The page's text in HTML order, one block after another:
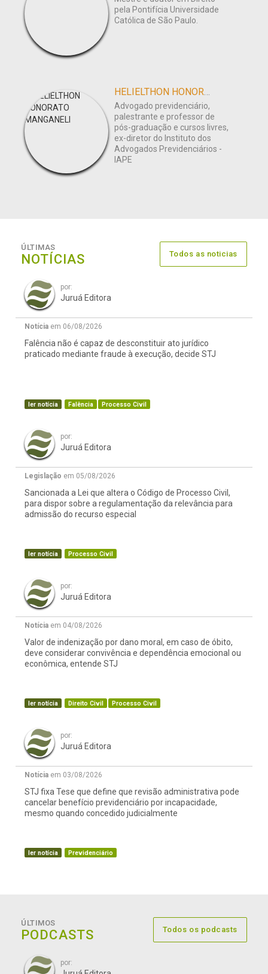
pela Pontifícia Universidade
Católica de São Paulo.
HELIELTHON HONORATO MANGANELI
Advogado previdenciário,
palestrante e professor de
pós-graduação e cursos livres,
ex-diretor do Instituto dos
Advogados Previdenciários -
IAPE
ÚLTIMAS
NOTÍCIAS Todos as noticias
por:
Juruá Editora
Notícia em 06/08/2026
Falência não é capaz de desconstituir ato jurídico
praticado mediante fraude à execução, decide STJ
ler notícia Falência Processo Civil
por:
Juruá Editora
Legislação em 05/08/2026
Sancionada a Lei que altera o Código de Processo Civil,
para dispor sobre a regulamentação da relevância para
admissão do recurso especial
ler notícia Processo Civil
por:
Juruá Editora
Notícia em 04/08/2026
Valor de indenização por dano moral, em caso de óbito,
deve considerar convivência e dependência emocional ou
econômica, entende STJ
ler notícia Direito Civil Processo Civil
por:
Juruá Editora
Notícia em 03/08/2026
STJ fixa Tese que define que revisão administrativa pode
cancelar benefício previdenciário por incapacidade,
mesmo quando concedido judicialmente
ler notícia Previdenciário
ÚLTIMOS
PODCASTS Todos os podcasts
por: